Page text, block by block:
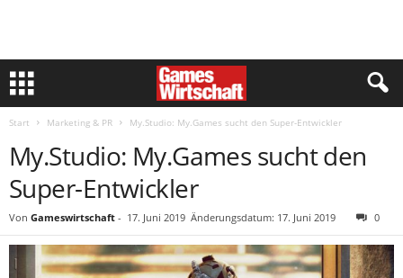
Start Marketing & PR My.Studio: My.Games sucht den Super-Entwickler
My.Studio: My.Games sucht den
Super-Entwickler
Von Gameswirtschaft - 17. Juni 2019 Änderungsdatum: 17. Juni 2019 0